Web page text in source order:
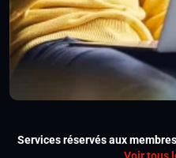
Services réservés aux